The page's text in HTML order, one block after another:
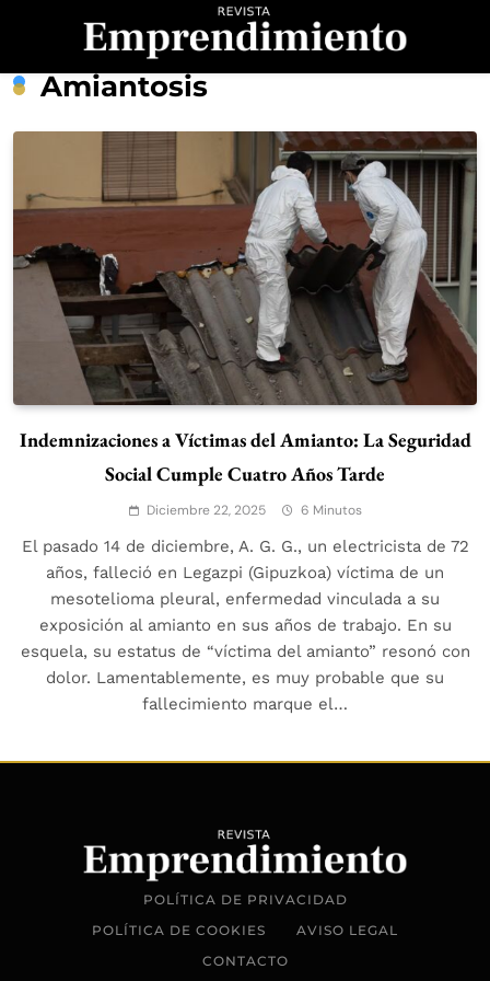
Revista
Emprendimiento
Amiantosis
Indemnizaciones a Víctimas del Amianto: La Seguridad
Social Cumple Cuatro Años Tarde
Diciembre 22, 2025 6 Minutos
El pasado 14 de diciembre, A. G. G., un electricista de 72
años, falleció en Legazpi (Gipuzkoa) víctima de un
mesotelioma pleural, enfermedad vinculada a su
exposición al amianto en sus años de trabajo. En su
esquela, su estatus de “víctima del amianto” resonó con
dolor. Lamentablemente, es muy probable que su
fallecimiento marque el…
POLÍTICA DE PRIVACIDAD
POLÍTICA DE COOKIES
AVISO LEGAL
CONTACTO